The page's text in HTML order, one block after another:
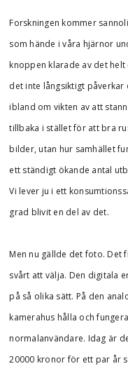
Forskningen kommer
som hände i våra hjärnor
knoppen klarade av det
det inte långsiktigt påverkar
ibland om vikten av att
tillbaka i stället för att bra
bilder, utan hur samhället
ett ständigt ökande antal
Vi lever ju i ett
grad blivit en del av det.
Men nu gällde det foto. Det
svårt att välja. Den digitala
på så olika sätt. På den
kamerahus hålla och
normalanvändare. Idag är
20000 kronor för ett par år